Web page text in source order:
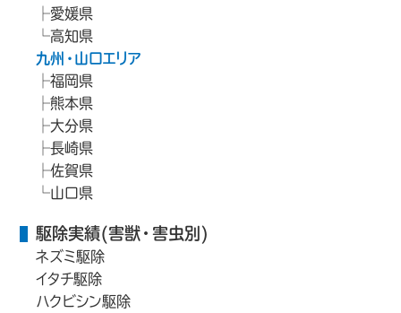
愛媛県
高知県
九州・山口エリア
福岡県
熊本県
大分県
長崎県
佐賀県
山口県
駆除実績(害獣・害虫別)
ネズミ駆除
イタチ駆除
ハクビシン駆除